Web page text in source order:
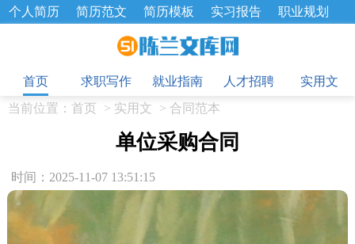
个人简历 简历范文 简历模板 实习报告
职业规划
招聘选拔 绩效考核 企业文化
工作总结
辞职报告
首页
求职写作 就业指南 人才招聘
实用文
当前位置： 首页 > 实用文 > 合同范本
单位采购合同
时间：2025-11-07 13:51:15